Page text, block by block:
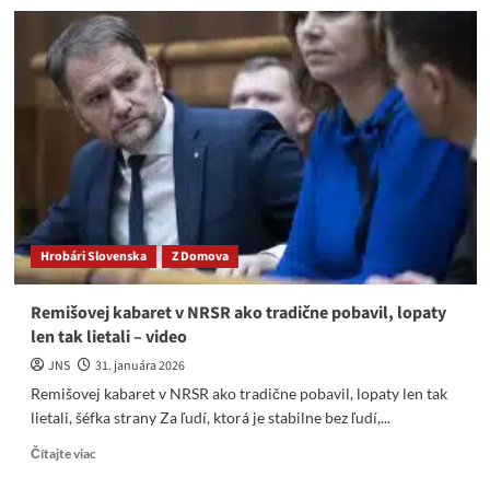
R.
Kaliňák
dal
Remišovej
v
parlamente
riadnu
lekciu.
Pisoáre
tak
lietali
–
Video
Hrobári Slovenska Z Domova
Remišovej kabaret v NRSR ako tradične pobavil, lopaty
len tak lietali – video
JNS
31. januára 2026
Remišovej kabaret v NRSR ako tradične pobavil, lopaty len tak
lietali, šéfka strany Za ľudí, ktorá je stabilne bez ľudí,...
Čítajte viacRead